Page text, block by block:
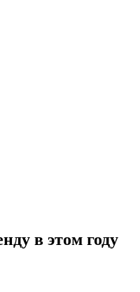
в этом году